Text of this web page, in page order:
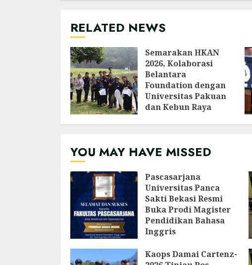
RELATED NEWS
Semarakan HKAN
2026, Kolaborasi
Belantara
Foundation dengan
Universitas Pakuan
dan Kebun Raya
Pendataan Fauna-
Bogor
AGUSTUS 3, 2026
YOU MAY HAVE MISSED
Pascasarjana
Universitas Panca
Sakti Bekasi Resmi
Buka Prodi Magister
Pendidikan Bahasa
Inggris
Kaops Damai Cartenz-